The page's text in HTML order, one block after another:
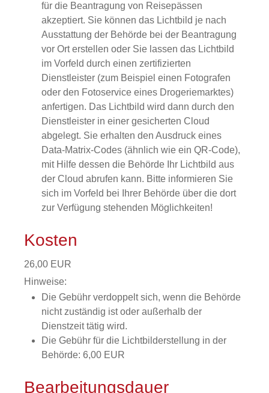
für die Beantragung von Reisepässen
akzeptiert. Sie können das Lichtbild je nach
Ausstattung der Behörde bei der Beantragung
vor Ort erstellen oder Sie lassen das Lichtbild
im Vorfeld durch einen zertifizierten
Dienstleister (zum Beispiel einen Fotografen
oder den Fotoservice eines Drogeriemarktes)
anfertigen. Das Lichtbild wird dann durch den
Dienstleister in einer gesicherten Cloud
abgelegt. Sie erhalten den Ausdruck eines
Data-Matrix-Codes (ähnlich wie ein QR-Code),
mit Hilfe dessen die Behörde Ihr Lichtbild aus
der Cloud abrufen kann. Bitte informieren Sie
sich im Vorfeld bei Ihrer Behörde über die dort
zur Verfügung stehenden Möglichkeiten!
Kosten
26,00 EUR
Hinweise:
Die Gebühr verdoppelt sich, wenn die Behörde
nicht zuständig ist oder außerhalb der
Dienstzeit tätig wird.
Die Gebühr für die Lichtbilderstellung in der
Behörde: 6,00 EUR
Bearbeitungsdauer